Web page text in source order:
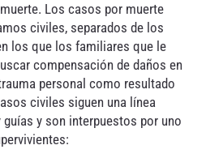
Los casos por muerte
civiles, separados de los
los que los familiares que le
compensación de daños en
personal como resultado
civiles siguen una línea
y son interpuestos por uno